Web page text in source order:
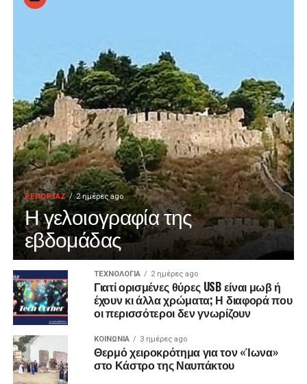
ΡΕΠΟΡΤΑΖ 2 ημέρες ago
Η γελοιογραφία της
εβδομάδας
ΤΕΧΝΟΛΟΓΙΑ 2 ημέρες ago
Γιατί ορισμένες θύρες USB είναι μωβ ή
έχουν κι άλλα χρώματα; Η διαφορά που
οι περισσότεροι δεν γνωρίζουν
ΚΟΙΝΩΝΙΑ 3 ημέρες ago
Θερμό χειροκρότημα για τον «Ίωνα»
στο Κάστρο της Ναυπάκτου